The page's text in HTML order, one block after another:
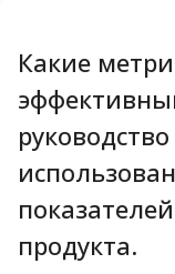
Какие
продукта.